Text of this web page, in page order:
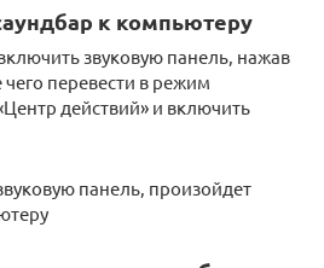
к компьютеру
звуковую панель, нажав
перевести в режим
действий» и включить
панель, произойдет